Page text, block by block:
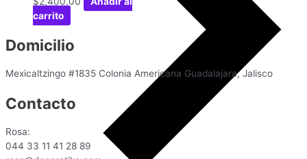
carrito
Domicilio
Mexicaltzingo #1835 Colonia Americana Guadalajara, Jalisco
Contacto
Rosa:
044 33 11 41 28 89